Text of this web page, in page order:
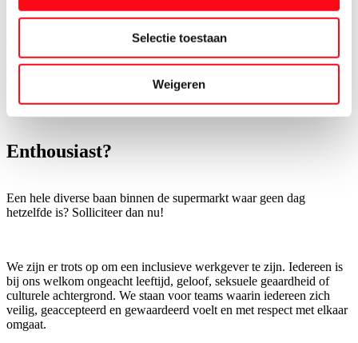
Selectie toestaan
Weigeren
groeiende supermarkt van Nederland. Dat biedt jou volop kansen
om ook mee te groeien. Ontwikkel jezelf bijvoorbeeld tot Assistent
Supermarktmanager, volg via de Vomar Academy een
(vervolg)opleiding of maak de overstap naar het hoofdkantoor.
Enthousiast?
Een hele diverse baan binnen de supermarkt waar geen dag
hetzelfde is? Solliciteer dan nu!
We zijn er trots op om een inclusieve werkgever te zijn. Iedereen is
bij ons welkom ongeacht leeftijd, geloof, seksuele geaardheid of
culturele achtergrond. We staan voor teams waarin iedereen zich
veilig, geaccepteerd en gewaardeerd voelt en met respect met elkaar
omgaat.